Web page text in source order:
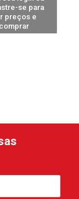
se para
preços e
comprar